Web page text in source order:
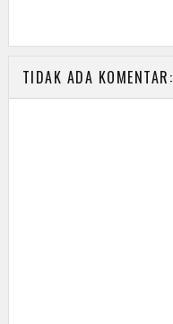
TIDAK ADA KOMENTAR: